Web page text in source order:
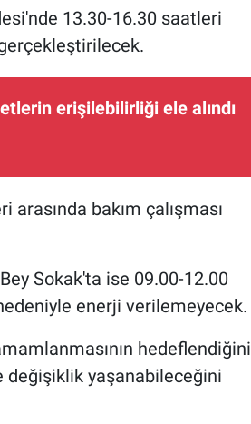
13.30-16.30 saatleri
erişilebilirliği ele alındı
bakım çalışması
Sokak'ta ise 09.00-12.00
enerji verilemeyecek.
hedeflendiğini
değişiklik yaşanabileceğini